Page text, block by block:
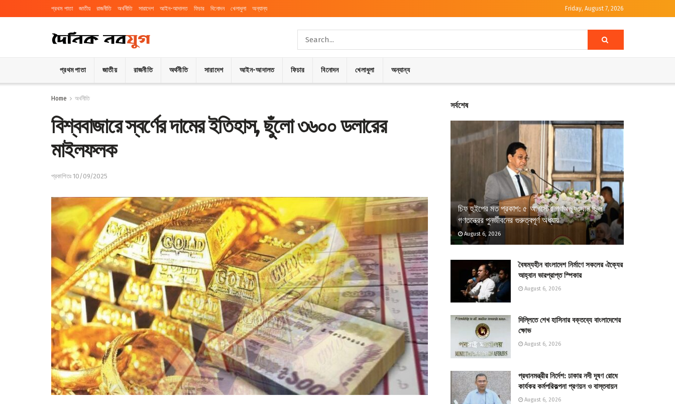
প্রথম পাতা জাতীয় রাজনীতি অর্থনীতি সারাদেশ আইন-আদালত ফিচার বিনোদন খেলাধুলা অন্যান্য Friday, August 7, 2026
প্রথম পাতা জাতীয় রাজনীতি অর্থনীতি সারাদেশ আইন-আদালত ফিচার বিনোদন খেলাধুলা অন্যান্য
Home অর্থনীতি
বিশ্ববাজারে স্বর্ণের দামের ইতিহাস, ছুঁলো ৩৬০০ ডলারের
মাইলফলক
প্রকাশিতঃ 10/09/2025
সর্বশেষ
চিফ হুইপের মত প্রকাশ: ৫ আগস্টের গণঅভ্যুত্থান ছিল
গণতন্ত্রের পুনর্জীবনের গুরুত্বপূর্ণ অধ্যায়
August 6, 2026
বৈষম্যহীন বাংলাদেশ নির্মাণে সকলের ঐক্যের
আহ্বান ভারপ্রাপ্ত স্পিকার
August 6, 2026
দিল্লিতে শেখ হাসিনার বক্তব্যে বাংলাদেশের
ক্ষোভ
August 6, 2026
প্রধানমন্ত্রীর নির্দেশ: ঢাকার নদী দূষণ রোধে
কার্যকর কর্মপরিকল্পনা প্রণয়ন ও বাস্তবায়ন
August 6, 2026